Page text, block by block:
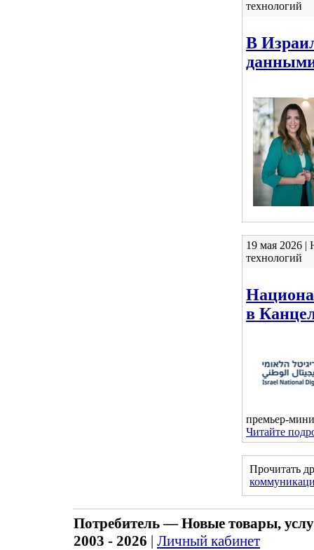
технологий
В
19 мая 2026
технологий
в
премьер-
Читайте
Прочитать
Потребитель — Новые товары,
2003 - 2026 | Личный кабинет